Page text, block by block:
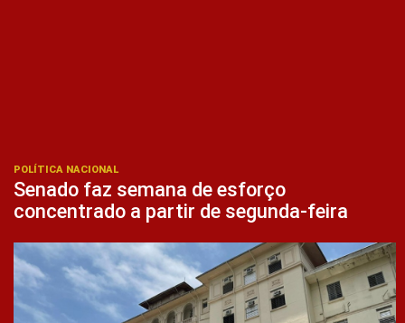
POLÍTICA NACIONAL
Senado faz semana de esforço
concentrado a partir de segunda-feira